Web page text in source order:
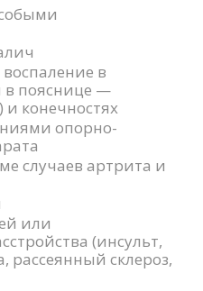
в
в пояснице —
конечностях
опорно-
случаев артрита и
или
(инсульт,
рассеянный склероз,